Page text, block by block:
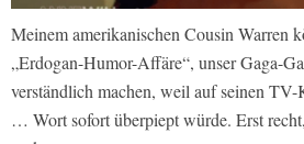
Meinem amerikanischen Cousin Warren
„Erdogan-Humor-Affäre“, unser Gaga-
verständlich machen, weil auf seinen
… Wort sofort überpiept würde. Erst